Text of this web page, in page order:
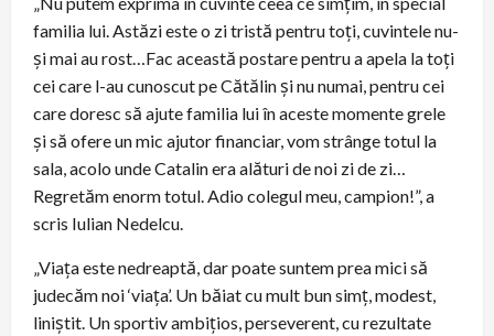
familia lui. Astăzi este o zi tristă pentru toți, cuvintele nu-
și mai au rost…Fac această postare pentru a apela la toți
cei care l-au cunoscut pe Cătălin și nu numai, pentru cei
care doresc să ajute familia lui în aceste momente grele
și să ofere un mic ajutor financiar, vom strânge totul la
sala, acolo unde Catalin era alături de noi zi de zi…
Regretăm enorm totul. Adio colegul meu, campion!”, a
scris Iulian Nedelcu.
„Viața este nedreaptă, dar poate suntem prea mici să
judecăm noi ‘viața’. Un băiat cu mult bun simț, modest,
liniștit. Un sportiv ambițios, perseverent, cu rezultate